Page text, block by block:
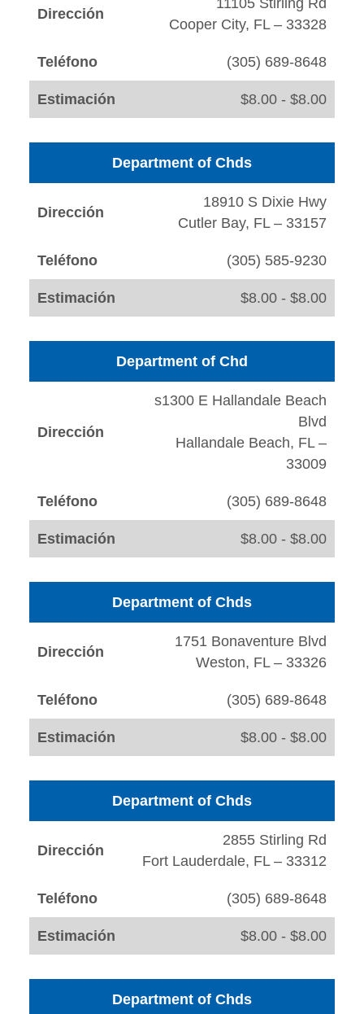
Dirección
11105 Stirling Rd
Cooper City, FL – 33328
Teléfono (305) 689-8648
Estimación $8.00 - $8.00
Department of Chds
Dirección
18910 S Dixie Hwy
Cutler Bay, FL – 33157
Teléfono (305) 585-9230
Estimación $8.00 - $8.00
Department of Chd
Dirección
s1300 E Hallandale Beach
Blvd
Hallandale Beach, FL –
33009
Teléfono (305) 689-8648
Estimación $8.00 - $8.00
Department of Chds
Dirección
1751 Bonaventure Blvd
Weston, FL – 33326
Teléfono (305) 689-8648
Estimación $8.00 - $8.00
Department of Chds
Dirección
2855 Stirling Rd
Fort Lauderdale, FL – 33312
Teléfono (305) 689-8648
Estimación $8.00 - $8.00
Department of Chds